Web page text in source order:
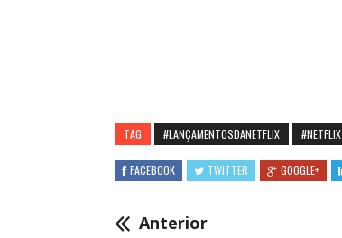
TAG #LANÇAMENTOSDANETFLIX #NETFLIX
FACEBOOK TWITTER GOOGLE+
Anterior